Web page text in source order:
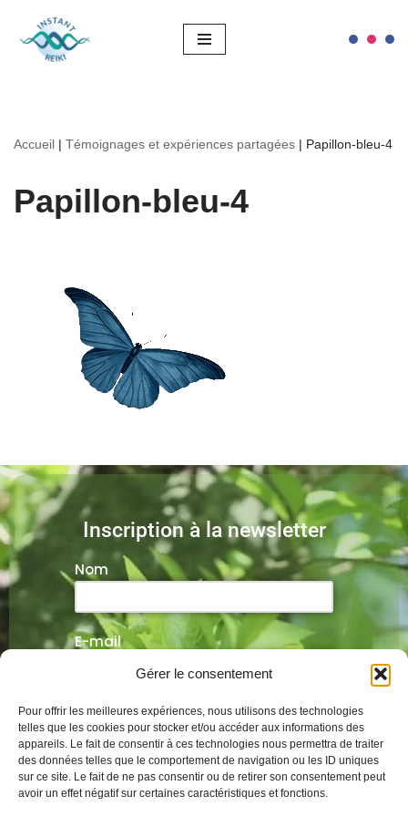
Gérer le consentement
Pour offrir les meilleures expériences, nous utilisons des technologies
telles que les cookies pour stocker et/ou accéder aux informations des
appareils. Le fait de consentir à ces technologies nous permettra de traiter
des données telles que le comportement de navigation ou les ID uniques
sur ce site. Le fait de ne pas consentir ou de retirer son consentement peut
avoir un effet négatif sur certaines caractéristiques et fonctions.
Aller
Accueil | Témoignages et expériences partagées | Papillon-bleu-4
Papillon-bleu-4
Inscription à la newsletter
Nom
E-mail
Veuillez laisser ce champ vide.
Alternative: